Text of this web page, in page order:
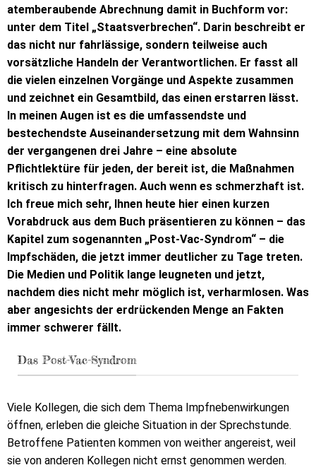
atemberaubende Abrechnung damit in Buchform vor:
unter dem Titel „Staatsverbrechen“. Darin beschreibt er
das nicht nur fahrlässige, sondern teilweise auch
vorsätzliche Handeln der Verantwortlichen. Er fasst all
die vielen einzelnen Vorgänge und Aspekte zusammen
und zeichnet ein Gesamtbild, das einen erstarren lässt.
In meinen Augen ist es die umfassendste und
bestechendste Auseinandersetzung mit dem Wahnsinn
der vergangenen drei Jahre – eine absolute
Pflichtlektüre für jeden, der bereit ist, die Maßnahmen
kritisch zu hinterfragen. Auch wenn es schmerzhaft ist.
Ich freue mich sehr, Ihnen heute hier einen kurzen
Vorabdruck aus dem Buch präsentieren zu können – das
Kapitel zum sogenannten „Post-Vac-Syndrom“ – die
Impfschäden, die jetzt immer deutlicher zu Tage treten.
Die Medien und Politik lange leugneten und jetzt,
nachdem dies nicht mehr möglich ist, verharmlosen. Was
aber angesichts der erdrückenden Menge an Fakten
immer schwerer fällt.
Das Post-Vac-Syndrom
Viele Kollegen, die sich dem Thema Impfnebenwirkungen
öffnen, erleben die gleiche Situation in der Sprechstunde.
Betroffene Patienten kommen von weither angereist, weil
sie von anderen Kollegen nicht ernst genommen werden.